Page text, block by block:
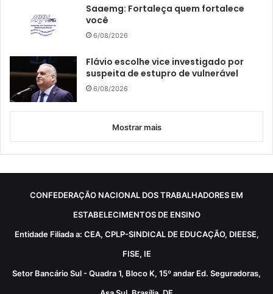
Saaemg: Fortaleça quem fortalece
você
6/08/2026
Flávio escolhe vice investigado por
suspeita de estupro de vulnerável
6/08/2026
Mostrar mais
CONFEDERAÇÃO NACIONAL DOS TRABALHADORES EM
ESTABELECIMENTOS DE ENSINO
Entidade Filiada a: CEA, CPLP-SINDICAL DE EDUCAÇÃO, DIEESE,
FISE, IE
Setor Bancário Sul - Quadra 1, Bloco K, 15º andar Ed. Seguradoras,